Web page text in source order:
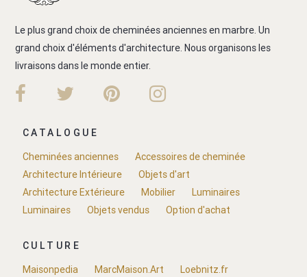
Le plus grand choix de cheminées anciennes en marbre. Un
grand choix d'éléments d'architecture. Nous organisons les
livraisons dans le monde entier.
CATALOGUE
Cheminées anciennes
Accessoires de cheminée
Architecture Intérieure
Objets d'art
Architecture Extérieure
Mobilier
Luminaires
Luminaires
Objets vendus Option d'achat
CULTURE
Maisonpedia
MarcMaison.Art
Loebnitz.fr